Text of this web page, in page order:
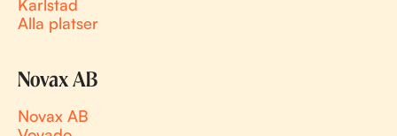
Karlstad
Alla platser
Novax AB
Novax AB